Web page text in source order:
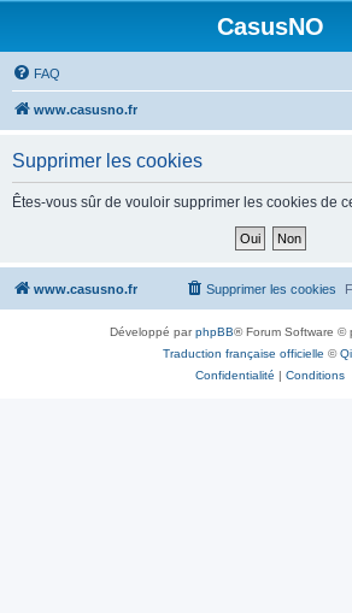
CasusNO
FAQ
www.casusno.fr
Supprimer les cookies
Êtes-vous sûr de vouloir supprimer les cookies de
www.casusno.fr Supprimer les cookies
Développé parphpBB® Forum Software ©
Traduction française officielle ©
Confidentialité | Conditions